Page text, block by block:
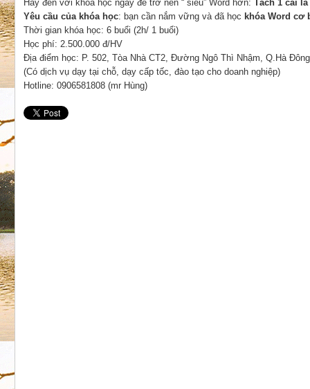
Hãy đến với khóa học ngay để trở nên “ siêu” Word hơn: Tách 1 cái
Yêu cầu của khóa học: bạn cần nắm vững và đã học khóa Word cơ
Thời gian khóa học: 6 buổi (2h/ 1 buổi)
Học phí: 2.500.000 đ/HV
Địa điểm học: P. 502, Tòa Nhà CT2, Đường Ngô Thì Nhậm, Q.Hà
(Có dịch vụ dạy tại chỗ, dạy cấp tốc, đào tạo cho doanh nghiệp)
Hotline: 0906581808 (mr Hùng)